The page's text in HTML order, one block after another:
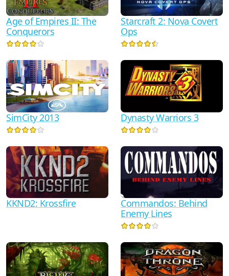
Age of Empires II: The
Conquerors
Starcraft 2: Nova Covert
Ops
SimCity 2013 Dynasty Warriors 3
KKND2: Krossfire
Commandos: Behind
Enemy Lines